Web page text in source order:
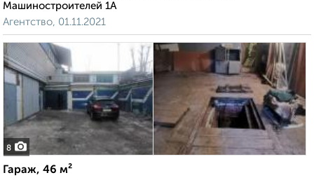
Машиностроителей 1А
Агентство, 01.11.2021
8
Гараж, 46 м²